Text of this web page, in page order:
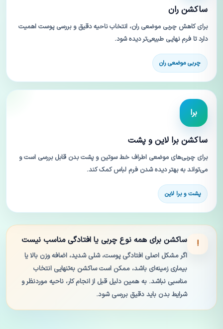
ساکشن ران
برای کاهش چربی موضعی ران، انتخاب ناحیه دقیق و بررسی پوست اهمیت
دارد تا فرم نهایی طبیعی‌تر دیده شود.
چربی موضعی ران
برا
ساکشن برا لاین و پشت
برای چربی‌های موضعی اطراف خط سوتین و پشت بدن قابل بررسی است و
می‌تواند به بهتر دیده شدن فرم لباس کمک کند.
پشت و برا لاین
! ساکشن برای همه نوع چربی یا افتادگی مناسب نیست
اگر مشکل اصلی افتادگی پوست، شلی شدید، اضافه وزن بالا یا
بیماری زمینه‌ای باشد، ممکن است ساکشن به‌تنهایی انتخاب
مناسبی نباشد. به همین دلیل قبل از انجام کار، ناحیه موردنظر و
شرایط بدن باید دقیق بررسی شود.